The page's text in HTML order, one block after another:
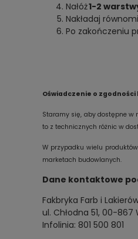
Nałóż1-2
Nakładaj
Po zakończeniu
Oświadczenie o
Staramy się, aby dostępne w
to z technicznych różnic w
W przypadku wielu
marketach budowlanych.
Dane kontaktowe
Fakbryka Farb i
ul. Chłodna 51, 00-867
Infolinia: 801 500 801